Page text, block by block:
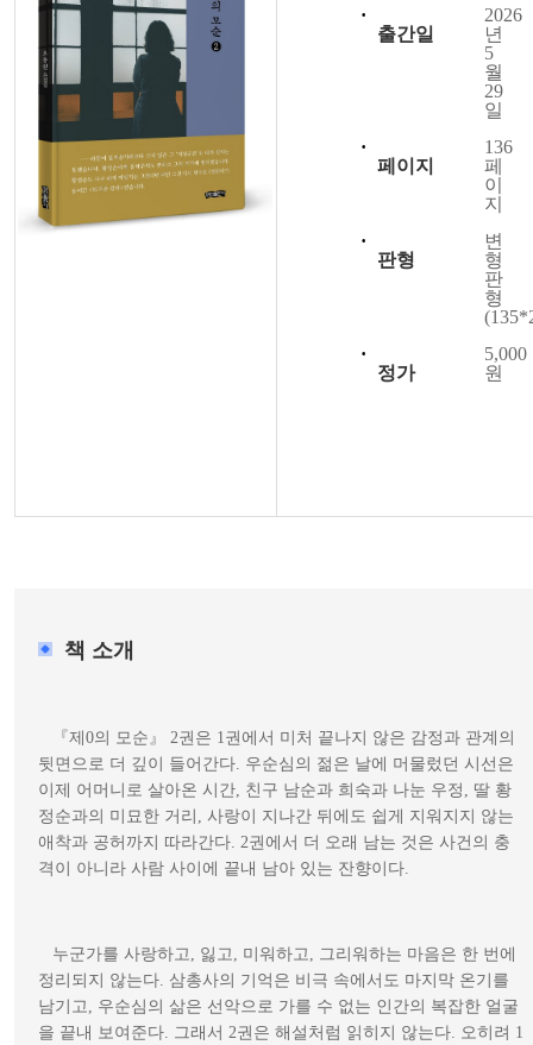
출간일
2026
년
5
월
29
일
페이지
136
페
이
지
판형
변
형
판
형
정가
5,000
원
책 소개
『제0의 모순』 2권은 1권에서 미처 끝나지 않은 감정과 관계의
뒷면으로 더 깊이 들어간다. 우순심의 젊은 날에 머물렀던 시선은
이제 어머니로 살아온 시간, 친구 남순과 희숙과 나눈 우정, 딸 황
정순과의 미묘한 거리, 사랑이 지나간 뒤에도 쉽게 지워지지 않는
애착과 공허까지 따라간다. 2권에서 더 오래 남는 것은 사건의 충
격이 아니라 사람 사이에 끝내 남아 있는 잔향이다.
누군가를 사랑하고, 잃고, 미워하고, 그리워하는 마음은 한 번에
정리되지 않는다. 삼총사의 기억은 비극 속에서도 마지막 온기를
남기고, 우순심의 삶은 선악으로 가를 수 없는 인간의 복잡한 얼굴
을 끝내 보여준다. 그래서 2권은 해설처럼 읽히지 않는다. 오히려 1